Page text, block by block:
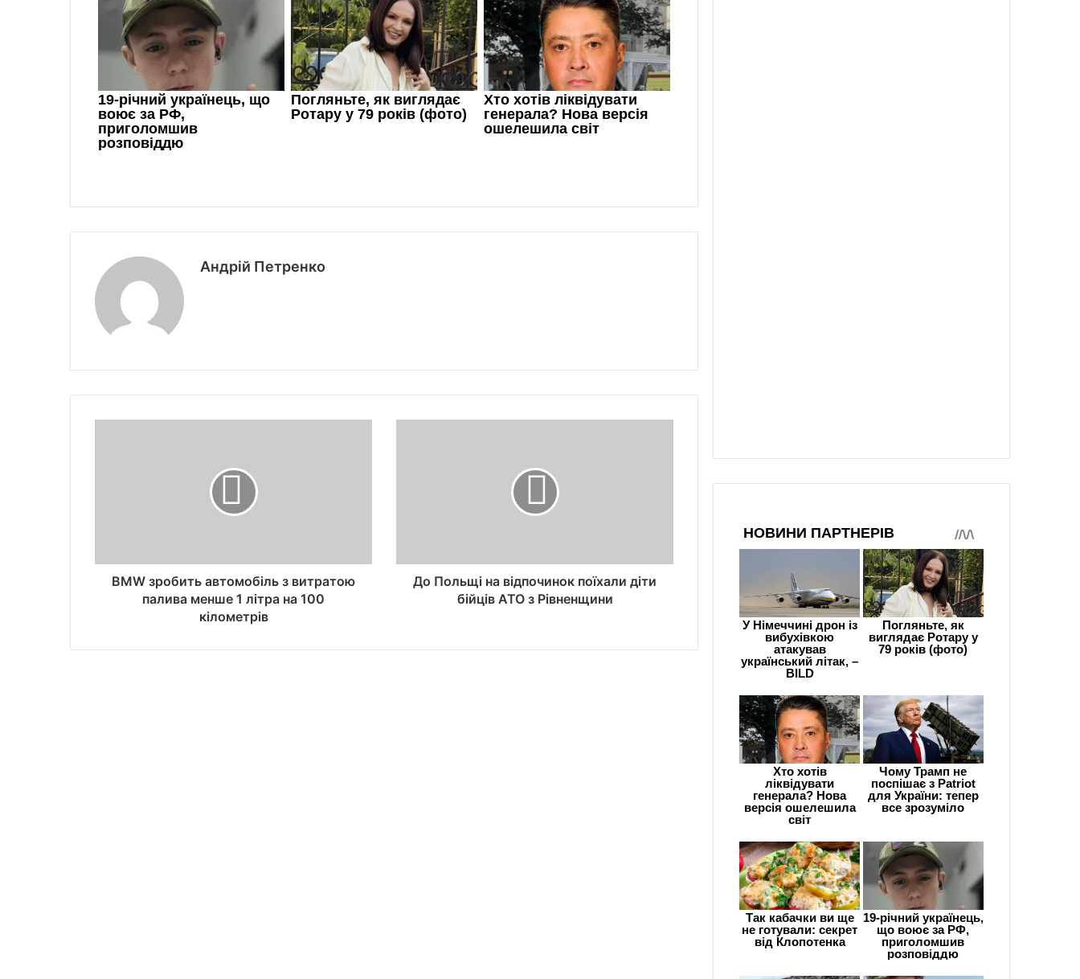
Андрій Петренко
BMW зробить автомобіль з витратою
палива менше 1 літра на 100
кілометрів
До Польщі на відпочинок поїхали діти
бійців АТО з Рівненщини